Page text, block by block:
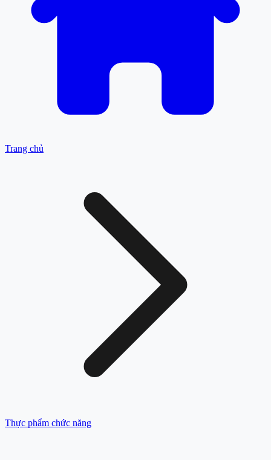
Trang chủ
Thực phẩm chức năng